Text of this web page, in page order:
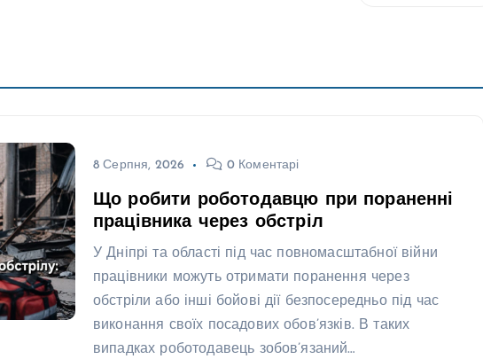
8 Серпня, 2026 0 Коментарі
Що робити роботодавцю при пораненні
працівника через обстріл
У Дніпрі та області під час повномасштабної війни
працівники можуть отримати поранення через
обстріли або інші бойові дії безпосередньо під час
виконання своїх посадових обов’язків. В таких
випадках роботодавець зобов’язаний…